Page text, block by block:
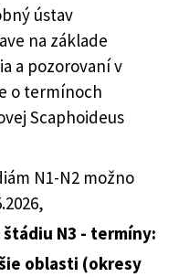
ústav
na základe
a pozorovaní v
o termínoch
Scaphoideus
N1-N2 možno
N3 - termíny:
oblasti (okresy